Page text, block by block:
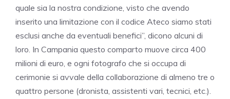
quale sia la nostra condizione, visto che avendo
inserito una limitazione con il codice Ateco siamo stati
esclusi anche da eventuali benefici”, dicono alcuni di
loro. In Campania questo comparto muove circa 400
milioni di euro, e ogni fotografo che si occupa di
cerimonie si avvale della collaborazione di almeno tre o
quattro persone (dronista, assistenti vari, tecnici, etc.).